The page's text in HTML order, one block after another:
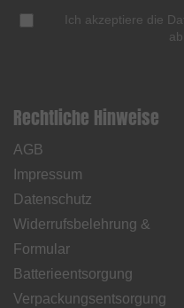
Ich akzeptiere die
Rechtliche Hinweise
AGB
Impressum
Datenschutz
Widerrufsbelehrung &
Formular
Batterieentsorgung
Verpackungsentsorgung